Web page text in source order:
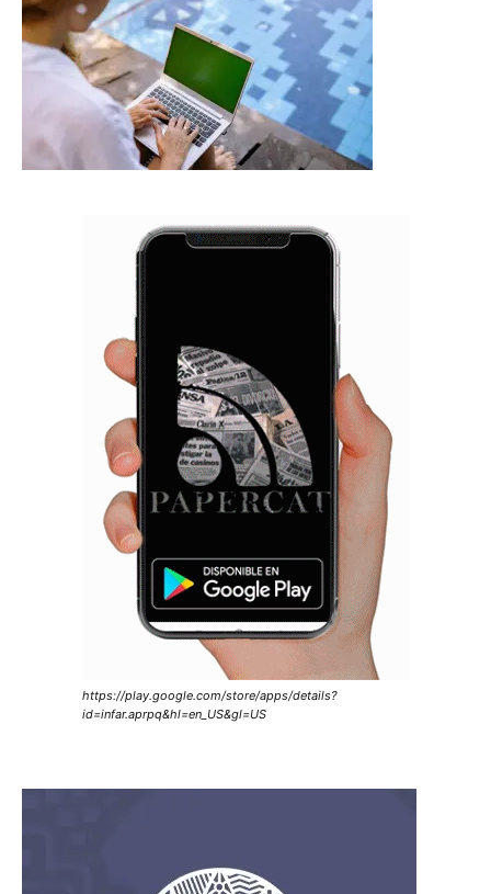
https://play.google.com/store/apps/details?
id=infar.aprpq&hl=en_US&gl=US